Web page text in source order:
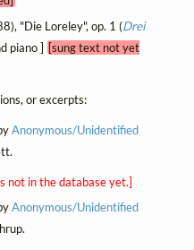
"Die Loreley", op. 1 (Drei
piano ] [sung text not yet
or excerpts:
Anonymous/Unidentified
not in the database yet.]
Anonymous/Unidentified